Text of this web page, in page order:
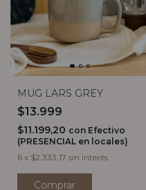
MUG LARS GREY
$13.999
$11.199,20 con Efectivo
(PRESENCIAL en locales)
6 x $2.333,17 sin interés